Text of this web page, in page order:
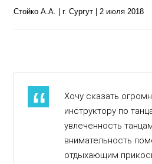
Стойко А.А. | г. Сургут | 2 июля 2018
Хочу сказать
инструктору по
увлеченность
внимательность
отдыхающим